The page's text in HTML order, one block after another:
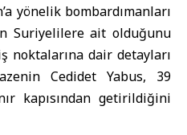
yönelik bombardımanları
Suriyelilere ait olduğunu
noktalarına dair detayları
Cedidet Yabus, 39
kapısından getirildiğini